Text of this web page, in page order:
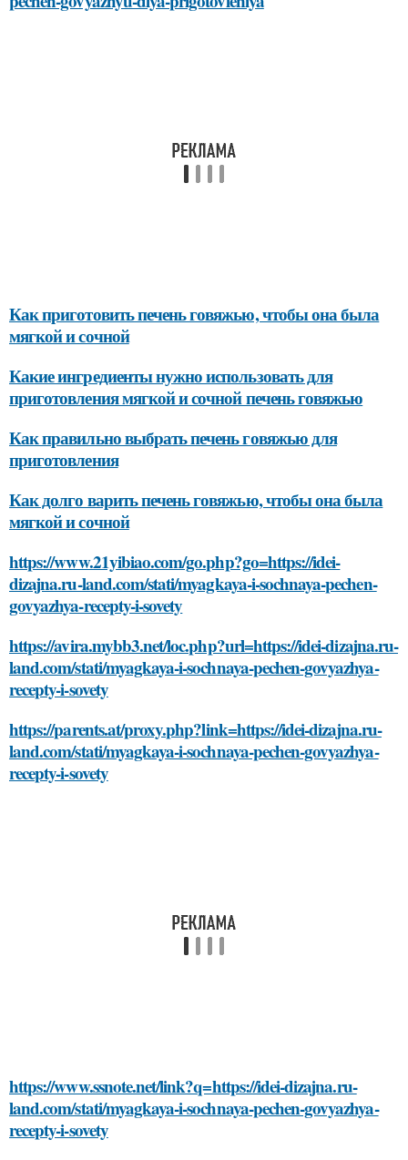
Как приготовить печень говяжью, чтобы она была
мягкой и сочной
Какие ингредиенты нужно использовать для
приготовления мягкой и сочной печень говяжью
Как правильно выбрать печень говяжью для
приготовления
Как долго варить печень говяжью, чтобы она была
мягкой и сочной
https://www.21yibiao.com/go.php?go=https://idei-
dizajna.ru-land.com/stati/myagkaya-i-sochnaya-pechen-
govyazhya-recepty-i-sovety
https://avira.mybb3.net/loc.php?url=https://idei-dizajna.ru-
land.com/stati/myagkaya-i-sochnaya-pechen-govyazhya-
recepty-i-sovety
https://parents.at/proxy.php?link=https://idei-dizajna.ru-
land.com/stati/myagkaya-i-sochnaya-pechen-govyazhya-
recepty-i-sovety
https://www.ssnote.net/link?q=https://idei-dizajna.ru-
land.com/stati/myagkaya-i-sochnaya-pechen-govyazhya-
recepty-i-sovety